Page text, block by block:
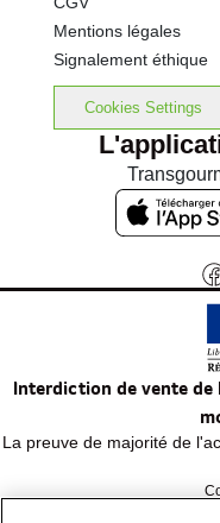
Mentions légales
Signalement éthique
Cookies Settings
Interdiction de vente de
La preuve de majorité de